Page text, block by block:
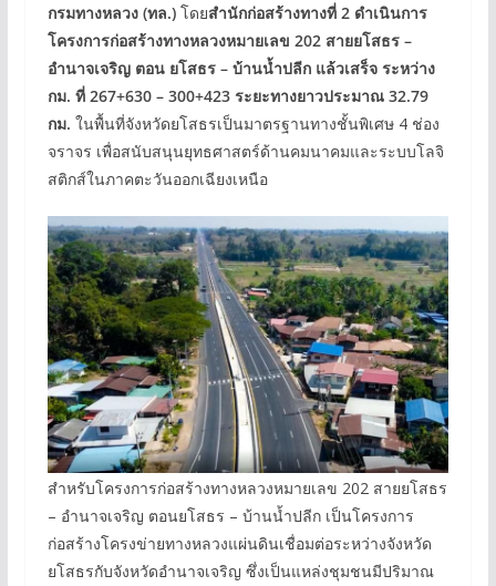
กรมทางหลวง (ทล.) โดยสำนักก่อสร้างทางที่ 2 ดำเนินการ
โครงการก่อสร้างทางหลวงหมายเลข 202 สายยโสธร –
อำนาจเจริญ ตอน ยโสธร – บ้านน้ำปลีก แล้วเสร็จ ระหว่าง
กม. ที่ 267+630 – 300+423 ระยะทางยาวประมาณ 32.79
กม. ในพื้นที่จังหวัดยโสธรเป็นมาตรฐานทางชั้นพิเศษ 4 ช่อง
จราจร เพื่อสนับสนุนยุทธศาสตร์ด้านคมนาคมและระบบโลจิ
สติกส์ในภาคตะวันออกเฉียงเหนือ
สำหรับโครงการก่อสร้างทางหลวงหมายเลข 202 สายยโสธร
– อำนาจเจริญ ตอนยโสธร – บ้านน้ำปลีก เป็นโครงการ
ก่อสร้างโครงข่ายทางหลวงแผ่นดินเชื่อมต่อระหว่างจังหวัด
ยโสธรกับจังหวัดอำนาจเจริญ ซึ่งเป็นแหล่งชุมชนมีปริมาณ